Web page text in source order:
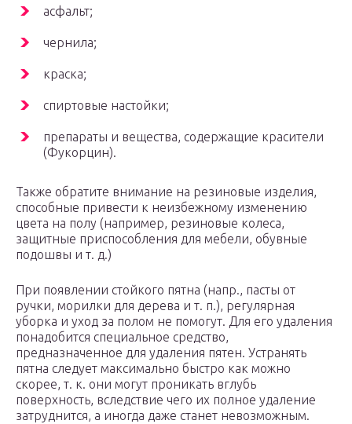
асфальт;
чернила;
краска;
спиртовые настойки;
препараты и вещества, содержащие красители
(Фукорцин).
Также обратите внимание на резиновые изделия,
способные привести к неизбежному изменению
цвета на полу (например, резиновые колеса,
защитные приспособления для мебели, обувные
подошвы и т. д.)
При появлении стойкого пятна (напр., пасты от
ручки, морилки для дерева и т. п.), регулярная
уборка и уход за полом не помогут. Для его удаления
понадобится специальное средство,
предназначенное для удаления пятен. Устранять
пятна следует максимально быстро как можно
скорее, т. к. они могут проникать вглубь
поверхность, вследствие чего их полное удаление
затруднится, а иногда даже станет невозможным.